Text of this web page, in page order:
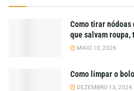
Como tirar
que salvam roupa,
MAIO 10, 2026
Como limpar o
DEZEMBRO 13, 2024